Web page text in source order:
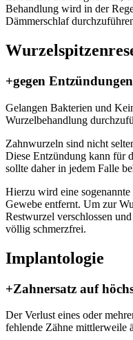
Behandlung wird in der
Dämmerschlaf
+gegen
Gelangen Bakterien und
Wurzelbehandlung
Zahnwurzeln sind nicht
Diese Entzündung kann für
sollte daher in jedem Falle
Hierzu wird eine
Gewebe entfernt. Um zur
Restwurzel verschlossen
völlig schmerzfrei.
Implantologie
+Zahnersatz auf
Der Verlust eines oder
fehlende Zähne mittlerweile